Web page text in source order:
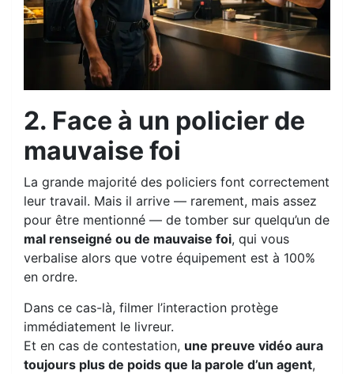
2. Face à un policier de
mauvaise foi
La grande majorité des policiers font correctement
leur travail. Mais il arrive — rarement, mais assez
pour être mentionné — de tomber sur quelqu’un de
mal renseigné ou de mauvaise foi, qui vous
verbalise alors que votre équipement est à 100%
en ordre.
Dans ce cas-là, filmer l’interaction protège
immédiatement le livreur.
Et en cas de contestation, une preuve vidéo aura
toujours plus de poids que la parole d’un agent,